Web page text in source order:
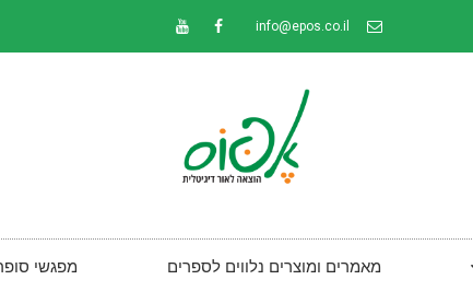
info@epos.co.il
מאמרים ומוצרים נלווים לספרים מפגשי